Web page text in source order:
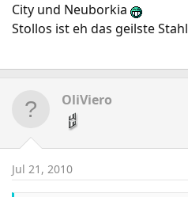
City und Neuborkia
Stollos ist eh das geilste
OliViero
Jul 21, 2010